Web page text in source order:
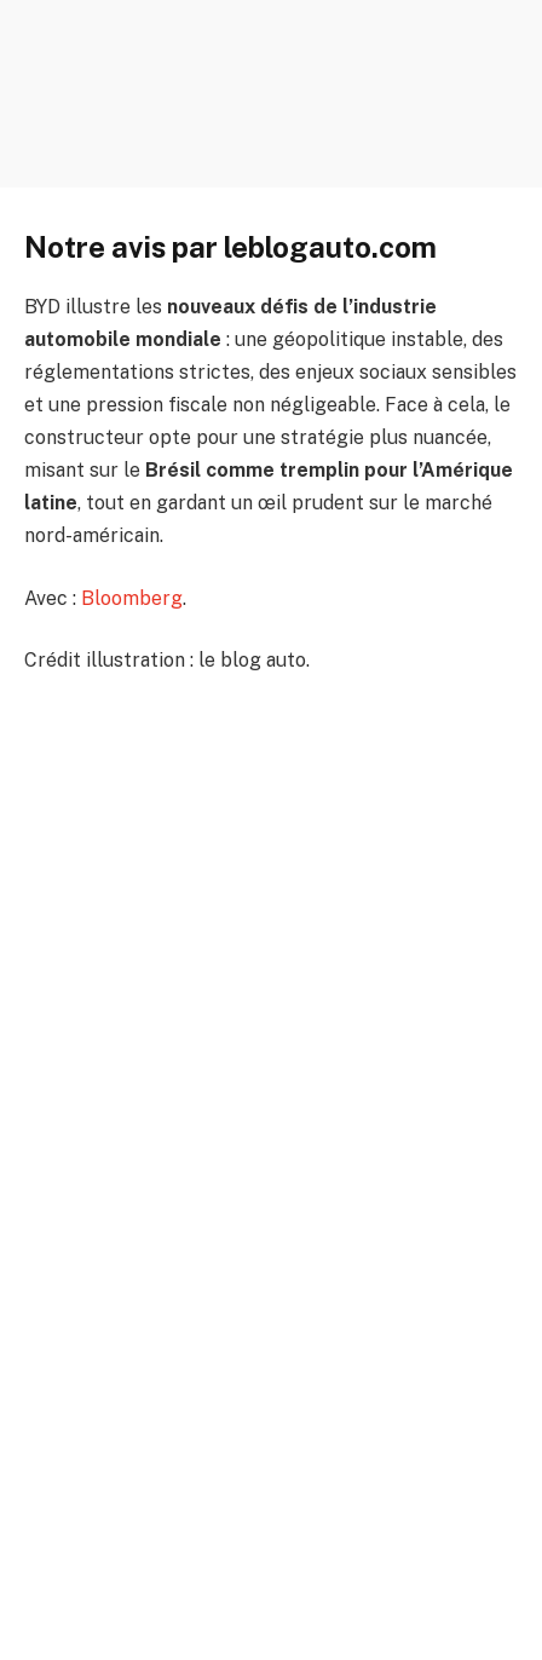
Notre avis par leblogauto.com
BYD illustre les nouveaux défis de l’industrie
automobile mondiale : une géopolitique instable, des
réglementations strictes, des enjeux sociaux sensibles
et une pression fiscale non négligeable. Face à cela, le
constructeur opte pour une stratégie plus nuancée,
misant sur le Brésil comme tremplin pour l’Amérique
latine, tout en gardant un œil prudent sur le marché
nord-américain.
Avec : Bloomberg.
Crédit illustration : le blog auto.